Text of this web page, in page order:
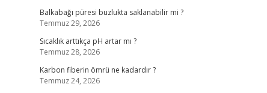
Balkabağı püresi buzlukta saklanabilir mi ?
Temmuz 29, 2026
Sıcaklık arttıkça pH artar mı ?
Temmuz 28, 2026
Karbon fiberin ömrü ne kadardır ?
Temmuz 24, 2026